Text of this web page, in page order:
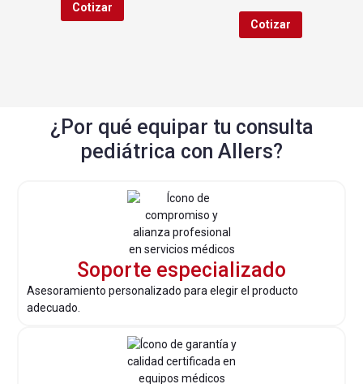
Cotizar
Cotizar
¿Por qué equipar tu consulta
pediátrica con Allers?
Soporte especializado
Asesoramiento personalizado para elegir el producto
adecuado.